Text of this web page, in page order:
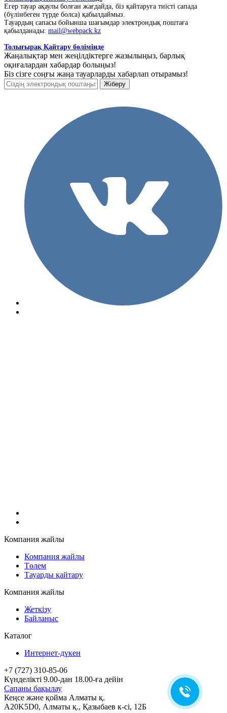
Егер тауар ақаулы болған жағдайда, біз қайтаруға тиісті сапада
(бүлінбеген түрде болса) қабылдаймыз.
Тауардың сапасы бойынша шағымдар электрондық поштаға
қабылданады: mail@webpack.kz
Толығырақ Қайтару бөлімінде
Жаңалықтар мен жеңілдіктерге жазылыңыз, барлық
оқиғалардан хабардар болыңыз!
Біз сізге соңғы жаңа тауарларды хабарлап отырамыз!
Компания жайлы
Компания жайлы
Төлем
Тауарды қайтару
Компания жайлы
Жеткізу
Байланыс
Каталог
Интернет-дүкен
+7 (727) 310-85-06
Күнделікті 9.00-дан 18.00-ға дейін
Сапаны бақылау
Кеңсе және қойма Алматы қ.
A20K5D0, Алматы қ., Қазыбаев к-сі, 12Б